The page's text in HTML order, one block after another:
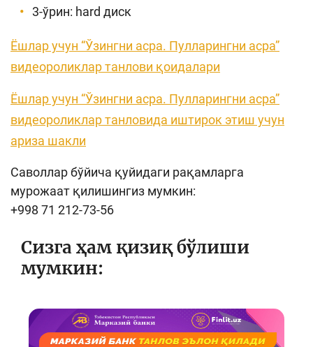
3-ўрин: hard диск
Ёшлар учун “Ўзингни асра. Пулларингни асра”
видеороликлар танлови қоидалари
Ёшлар учун “Ўзингни асра. Пулларингни асра”
видеороликлар танловида иштирок этиш учун
ариза шакли
Саволлар бўйича қуйидаги рақамларга
мурожаат қилишингиз мумкин:
+998 71 212-73-56
Сизга ҳам қизиқ бўлиши
мумкин: